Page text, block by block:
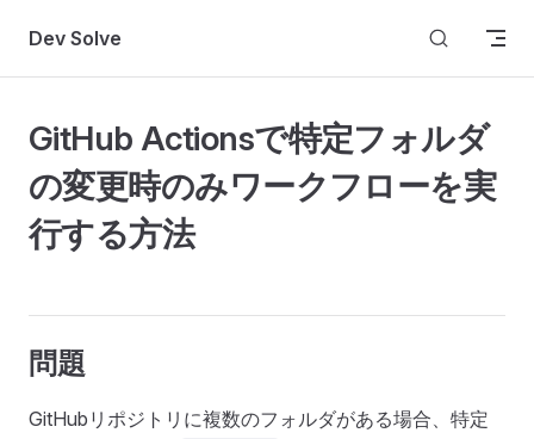
Skip to content
Dev Solve
GitHub Actionsで特定フォルダ
の変更時のみワークフローを実
行する方法
問題
GitHubリポジトリに複数のフォルダがある場合、特定